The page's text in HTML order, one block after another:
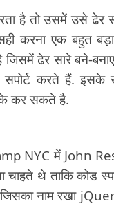
है तो उसमें उसे ढेर
करना एक बहुत
ढेर सारे बने-
सपोर्ट करते हैं.
के कर सकते है.
NYC में John
थे ताकि कोड
नाम रखा